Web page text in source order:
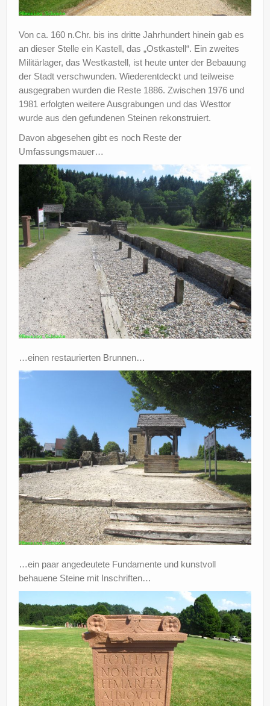
Von ca. 160 n.Chr. bis ins dritte Jahrhundert hinein gab es
an dieser Stelle ein Kastell, das „Ostkastell“. Ein zweites
Militärlager, das Westkastell, ist heute unter der Bebauung
der Stadt verschwunden. Wiederentdeckt und teilweise
ausgegraben wurden die Reste 1886. Zwischen 1976 und
1981 erfolgten weitere Ausgrabungen und das Westtor
wurde aus den gefundenen Steinen rekonstruiert.
Davon abgesehen gibt es noch Reste der
Umfassungsmauer…
…einen restaurierten Brunnen…
…ein paar angedeutete Fundamente und kunstvoll
behauene Steine mit Inschriften…